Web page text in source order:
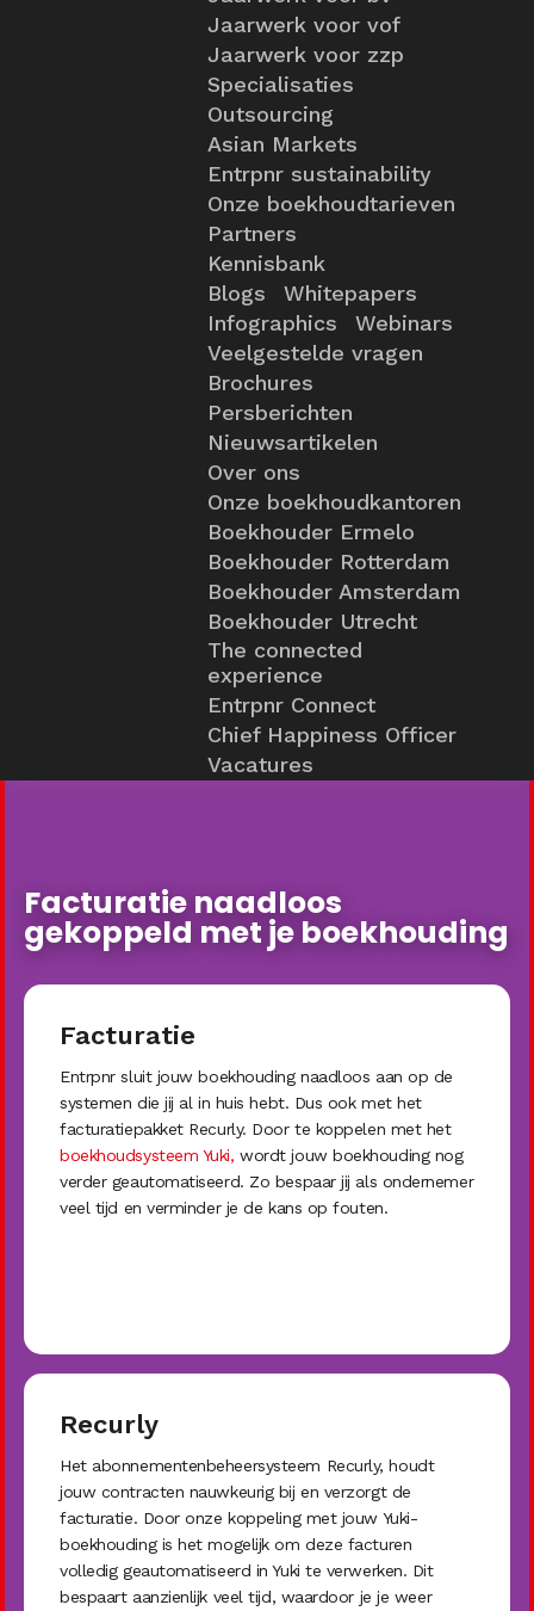
Jaarwerk voor vof
Jaarwerk voor zzp
Specialisaties
Outsourcing
Asian Markets
Entrpnr sustainability
Onze boekhoudtarieven
Partners
Kennisbank
Blogs
Whitepapers
Infographics
Webinars
Veelgestelde vragen
Brochures
Persberichten
Nieuwsartikelen
Over ons
Onze boekhoudkantoren
Boekhouder Ermelo
Boekhouder Rotterdam
Boekhouder Amsterdam
Boekhouder Utrecht
The connected
experience
Entrpnr Connect
Chief Happiness Officer
Vacatures
Facturatie naadloos
gekoppeld met je boekhouding
Facturatie
Entrpnr sluit jouw boekhouding naadloos aan op de
systemen die jij al in huis hebt. Dus ook met het
facturatiepakket Recurly. Door te koppelen met het
boekhoudsysteem Yuki, wordt jouw boekhouding nog
verder geautomatiseerd. Zo bespaar jij als ondernemer
veel tijd en verminder je de kans op fouten.
Recurly
Het abonnementenbeheersysteem Recurly, houdt
jouw contracten nauwkeurig bij en verzorgt de
facturatie. Door onze koppeling met jouw Yuki-
boekhouding is het mogelijk om deze facturen
volledig geautomatiseerd in Yuki te verwerken. Dit
bespaart aanzienlijk veel tijd, waardoor je je weer